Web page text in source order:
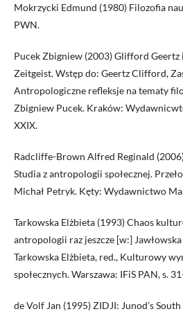
Mokrzycki Edmund (1980) Filozofia
PWN.
Pucek Zbigniew (2003) Glifford
Zeitgeist. Wstęp do: Geertz Clifford,
Antropologiczne refleksje na tematy
Zbigniew Pucek. Kraków:
XXIX.
Radcliffe-Brown Alfred Reginald
Studia z antropologii społecznej.
Michał Petryk. Kęty: Wydawnictwo
Tarkowska Elżbieta (1993) Chaos
antropologii raz jeszcze [w:]
Tarkowska Elżbieta, red., Kulturowy
społecznych. Warszawa: IFiS PAN, s.
de Volf Jan (1995) ZIDJI: Junod’s